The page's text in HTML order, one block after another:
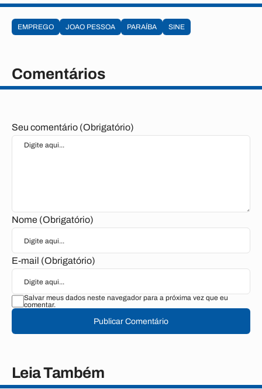
EMPREGO JOAO PESSOA PARAÍBA SINE
Comentários
Seu comentário (Obrigatório)
Nome (Obrigatório)
E-mail (Obrigatório)
Salvar meus dados neste navegador para a próxima vez que eu
comentar.
Publicar Comentário
Leia Também